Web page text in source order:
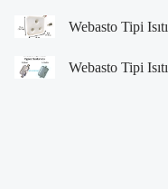
Webasto Tipi
Webasto Tipi